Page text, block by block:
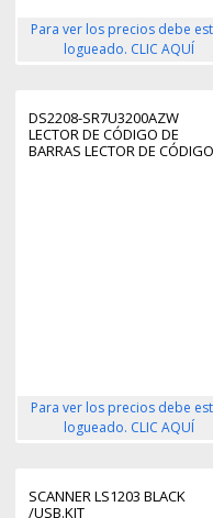
Para ver los precios debe
logueado. CLIC AQUÍ
DS2208-SR7U3200AZW
LECTOR DE CÓDIGO DE
BARRAS LECTOR DE
Para ver los precios debe
logueado. CLIC AQUÍ
SCANNER LS1203 BLACK
/USB.KIT